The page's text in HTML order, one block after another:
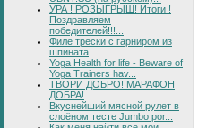
УРА ! РОЗЫГРЫШ! Итоги !
Поздравляем
победителей!!!...
Филе трески с гарниром из
шпината
Yoga Health for life - Beware of
Yoga Trainers hav...
ТВОРИ ДОБРО! МАРАФОН
ДОБРА!
Вкуснейший мясной рулет в
слоёном тесте Jumbo por...